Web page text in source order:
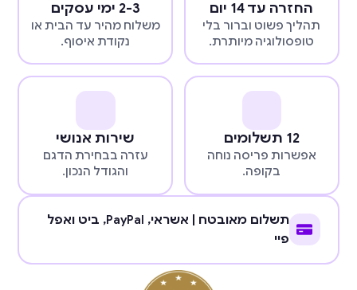
החזרה עד 14 יום
תהליך פשוט וברור בלי
טופסולוגיה מיותרת.
2-3 ימי עסקים
משלוח מהיר עד הבית או
נקודת איסוף.
12 תשלומים
אפשרות פריסה נוחה
בקופה.
שירות אנושי
עזרה בבחירת הדגם
והגודל הנכון.
תשלום מאובטח | אשראי, PayPal, ביט ואפל
פיי